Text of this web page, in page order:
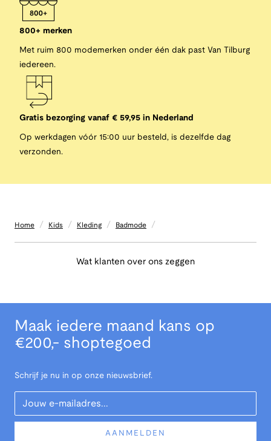
800+ merken
Met ruim 800 modemerken onder één dak past Van Tilburg
iedereen.
Gratis bezorging vanaf € 59,95 in Nederland
Op werkdagen vóór 15:00 uur besteld, is dezelfde dag
verzonden.
Home / Kids / Kleding / Badmode /
Wat klanten over ons zeggen
Maak iedere maand kans op
€200,- shoptegoed
Schrijf je nu in op onze nieuwsbrief.
Your Email
AANMELDEN